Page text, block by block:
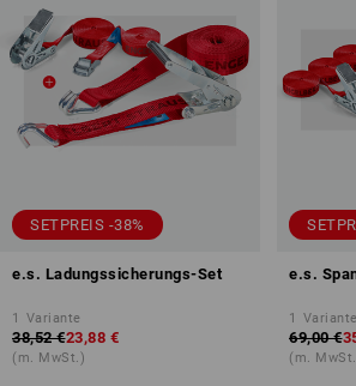
SETPREIS -38%
e.s. Ladungssicherungs-Set
1 Variante
38,52 €23,88 €
(m. MwSt.)
e.s.
1 Variante
69,00 €
(m.